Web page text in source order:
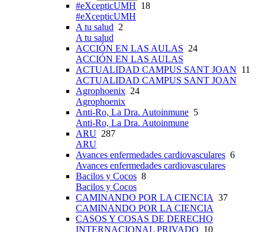
#eXcepticUMH 18
#eXcepticUMH
A tu salud 2
A tu salud
ACCIÓN EN LAS AULAS 24
ACCIÓN EN LAS AULAS
ACTUALIDAD CAMPUS SANT JOAN 11
ACTUALIDAD CAMPUS SANT JOAN
Agrophoenix 24
Agrophoenix
Anti-Ro, La Dra. Autoinmune 5
Anti-Ro, La Dra. Autoinmune
ARU 287
ARU
Avances enfermedades cardiovasculares 6
Avances enfermedades cardiovasculares
Bacilos y Cocos 8
Bacilos y Cocos
CAMINANDO POR LA CIENCIA 37
CAMINANDO POR LA CIENCIA
CASOS Y COSAS DE DERECHO
INTERNACIONAL PRIVADO 10